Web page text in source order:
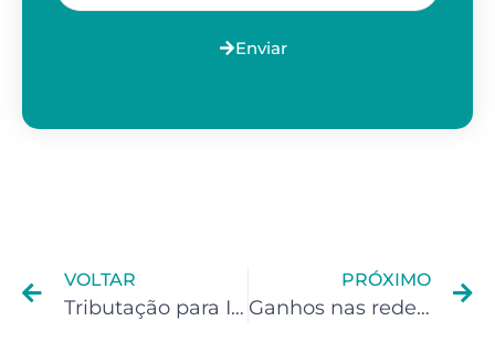
Enviar
VOLTAR
Tributação para Influencer Digital: quais são os impostos do digital influencer?
PRÓXIMO
Ganhos nas redes sociais – IRPF: saiba como declarar os ganhos das redes sociais dos influenciadores na declaração deste ano